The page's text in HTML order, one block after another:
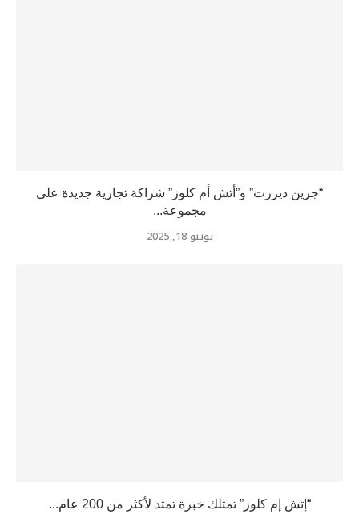
“جرين ديزرت” و”أتش أم كلوز” شراكة تجارية جديدة على
مجموعة...
يونيو 18, 2025
“إتش إم كلوز” تمتلك خبرة تمتد لأكثر من 200 عام...